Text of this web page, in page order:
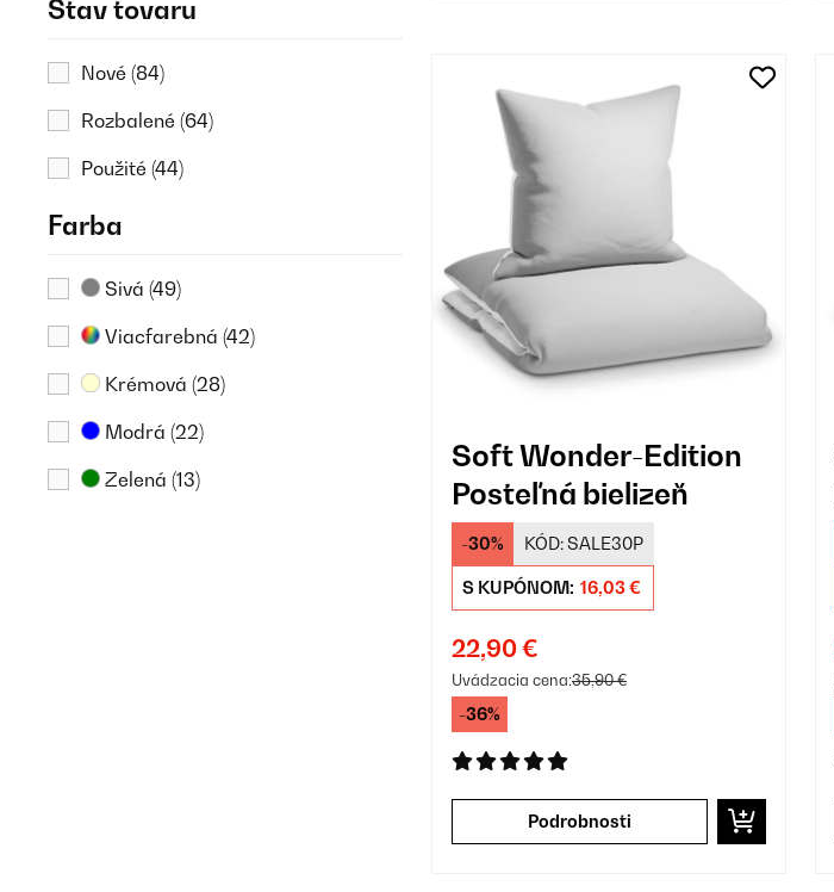
Stav tovaru
Nové (84)
Rozbalené (64)
Použité (44)
Farba
Sivá (49)
Viacfarebná (42)
Krémová (28)
Modrá (22)
Zelená (13)
Soft Wonder-Edition
Posteľná bielizeň
-30% KÓD:SALE30P
S KUPÓNOM: 16,03 €
22,90 €
Uvádzacia cena:35,90 €
-36%
Podrobnosti